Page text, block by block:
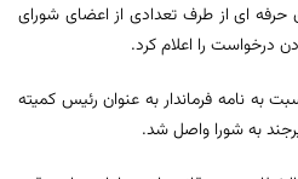
حرفه ای از طرف تعدادی از اعضای شورای
درخواست را اعلام کرد.
به نامه فرماندار به عنوان رئیس کمیته
به شورا واصل شد.